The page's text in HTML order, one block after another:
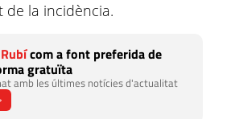
de la incidència.
com a font preferida de
gratuïta
amb les últimes notícies d'actualitat